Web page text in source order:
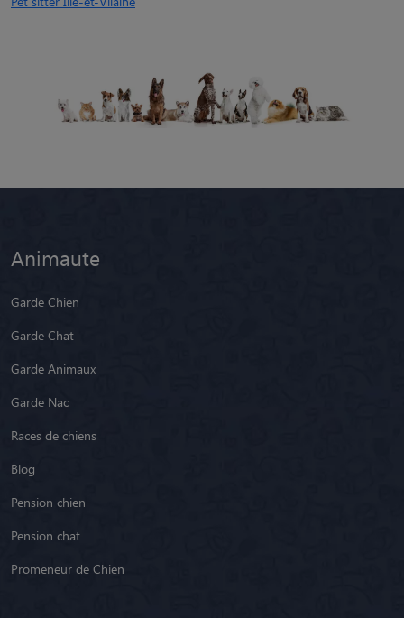
Animaute
Garde Chien
Garde Chat
Garde Animaux
Garde Nac
Races de chiens
Blog
Pension chien
Pension chat
Promeneur de Chien